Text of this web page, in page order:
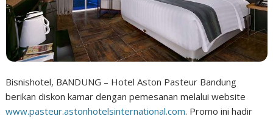
Bisnishotel, BANDUNG – Hotel Aston Pasteur Bandung
berikan diskon kamar dengan pemesanan melalui website
www.pasteur.astonhotelsinternational.com. Promo ini hadir